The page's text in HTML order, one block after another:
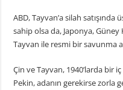
ABD, Tayvan’a silah
sahip olsa da, Japonya,
Tayvan ile resmi bir savunma
Çin ve Tayvan, 1940’larda bir
Pekin, adanın gerekirse zorla